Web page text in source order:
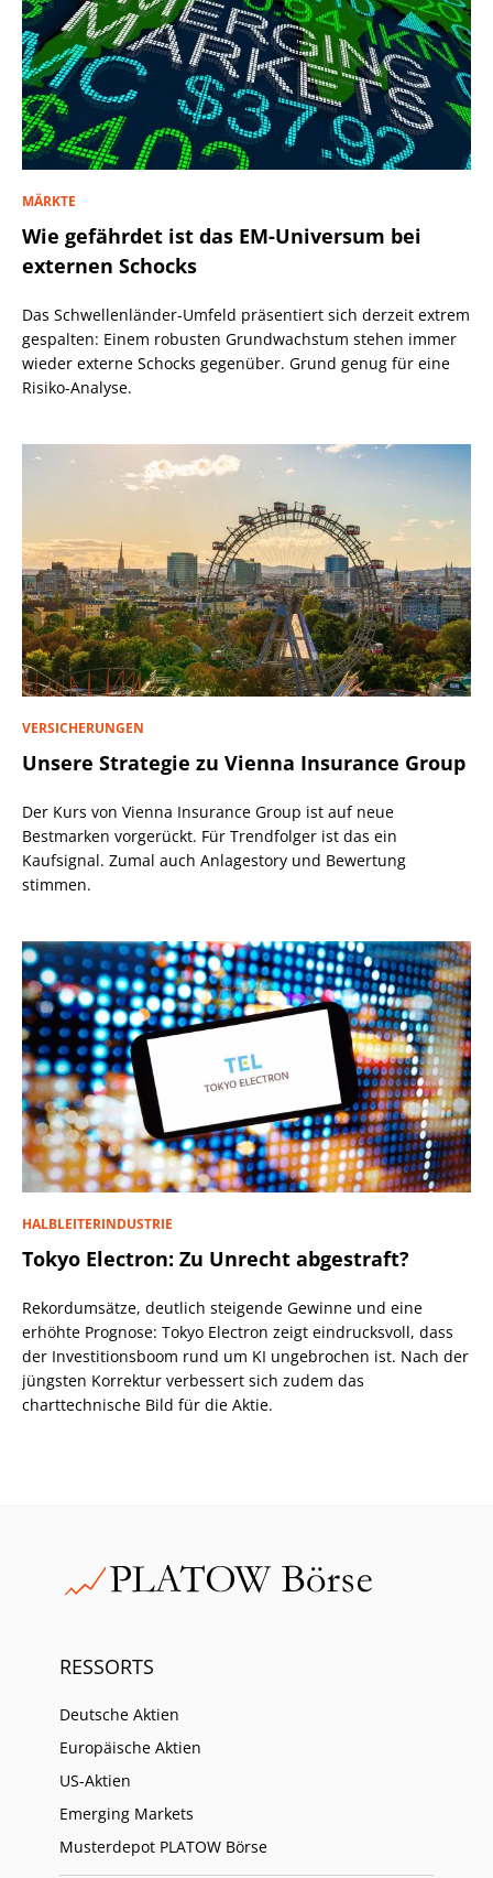
MÄRKTE
Wie gefährdet ist das EM-Universum bei
externen Schocks
Das Schwellenländer-Umfeld präsentiert sich derzeit extrem
gespalten: Einem robusten Grundwachstum stehen immer
wieder externe Schocks gegenüber. Grund genug für eine
Risiko-Analyse.
VERSICHERUNGEN
Unsere Strategie zu Vienna Insurance Group
Der Kurs von Vienna Insurance Group ist auf neue
Bestmarken vorgerückt. Für Trendfolger ist das ein
Kaufsignal. Zumal auch Anlagestory und Bewertung
stimmen.
HALBLEITERINDUSTRIE
Tokyo Electron: Zu Unrecht abgestraft?
Rekordumsätze, deutlich steigende Gewinne und eine
erhöhte Prognose: Tokyo Electron zeigt eindrucksvoll, dass
der Investitionsboom rund um KI ungebrochen ist. Nach der
jüngsten Korrektur verbessert sich zudem das
charttechnische Bild für die Aktie.
RESSORTS
Deutsche Aktien
Europäische Aktien
US-Aktien
Emerging Markets
Musterdepot PLATOW Börse